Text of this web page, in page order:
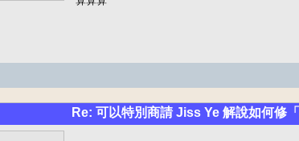
Re: 可以特別商請 Jiss Ye 解說如何修